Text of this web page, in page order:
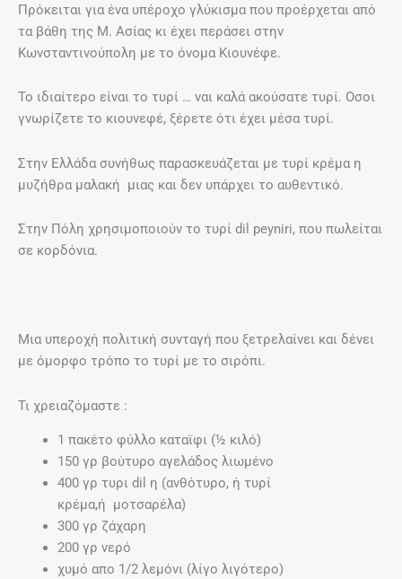
Πρόκειται για ένα υπέροχο γλύκισμα που προέρχεται από
τα βάθη της Μ. Ασίας κι έχει περάσει στην
Κωνσταντινούπολη με το όνομα Κιουνέφε.
Το ιδιαίτερο είναι το τυρί … ναι καλά ακούσατε τυρί. Οσοι
γνωρίζετε το κιουνεφέ, ξέρετε ότι έχει μέσα τυρί.
Στην Ελλάδα συνήθως παρασκευάζεται με τυρί κρέμα η
μυζήθρα μαλακή μιας και δεν υπάρχει το αυθεντικό.
Στην Πόλη χρησιμοποιούν το τυρί dil peyniri, που πωλείται
σε κορδόνια.
Μια υπεροχή πολιτική συνταγή που ξετρελαίνει και δένει
με όμορφο τρόπο το τυρί με το σιρόπι.
Τι χρειαζόμαστε :
1 πακέτο φύλλο καταϊφι (½ κιλό)
150 γρ βούτυρο αγελάδος λιωμένο
400 γρ τυρι dil η (ανθότυρο, ή τυρί
κρέμα,ή μοτσαρέλα)
300 γρ ζάχαρη
200 γρ νερό
χυμό απο 1/2 λεμόνι (λίγο λιγότερο)